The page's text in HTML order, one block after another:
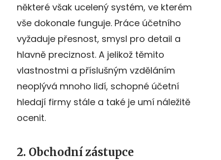
některé však ucelený systém, ve kterém
vše dokonale funguje. Práce účetního
vyžaduje přesnost, smysl pro detail a
hlavně preciznost. A jelikož těmito
vlastnostmi a příslušným vzděláním
neoplývá mnoho lidí, schopné účetní
hledají firmy stále a také je umí náležitě
ocenit.
2. Obchodní zástupce